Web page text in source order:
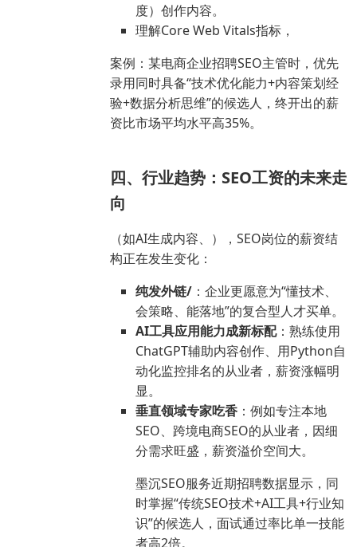
度）创作内容。
理解Core Web Vitals指标，
案例：某电商企业招聘SEO主管时，优先
录用同时具备“技术优化能力+内容策划经
验+数据分析思维”的候选人，终开出的薪
资比市场平均水平高35%。
四、行业趋势：SEO工资的未来走
向
（如AI生成内容、），SEO岗位的薪资结
构正在发生变化：
纯发外链/ ：企业更愿意为“懂技术、
会策略、能落地”的复合型人才买单。
AI工具应用能力成新标配：熟练使用
ChatGPT辅助内容创作、用Python自
动化监控排名的从业者，薪资涨幅明
显。
垂直领域专家吃香 ：例如专注本地
SEO、跨境电商SEO的从业者，因细
分需求旺盛，薪资溢价空间大。
墨沉SEO服务近期招聘数据显示，同
时掌握“传统SEO技术+AI工具+行业知
识”的候选人，面试通过率比单一技能
者高2倍。